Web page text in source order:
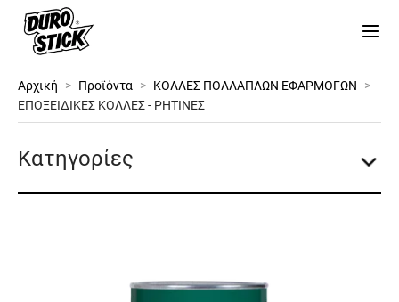
Αρχική > Προϊόντα > ΚΟΛΛΕΣ ΠΟΛΛΑΠΛΩΝ ΕΦΑΡΜΟΓΩΝ
>
ΕΠΟΞΕΙΔΙΚΕΣ ΚΟΛΛΕΣ - ΡΗΤΙΝΕΣ
Κατηγορίες